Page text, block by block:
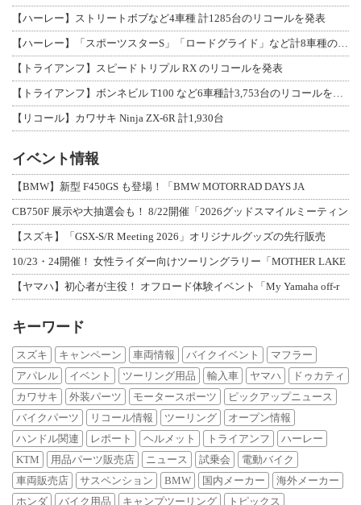
【ハーレー】ストリートボブなど4車種 計1285台のリコールを発表
【ハーレー】「スポーツスターS」「ロードグライド」など計8車種のリコールを発表
【トライアンフ】スピードトリプル RX のリコールを発表
【トライアンフ】ボンネビル T100 など6車種計3,753台のリコールを発表
【リコール】カワサキ Ninja ZX-6R 計1,930台
イベント情報
【BMW】新型 F450GS も登場！「BMW MOTORRAD DAYS JA
CB750F 展示や大抽選会も！ 8/22開催「2026グッドスマイルミーティン
【スズキ】「GSX-S/R Meeting 2026」オリジナルグッズの先行販売
10/23・24開催！ 女性ライダー向けツーリングラリー「MOTHER LAKE
【ヤマハ】初心者が主役！ オフロード体験イベント「My Yamaha off-r
キーワード
スズキ キャンペーン 車両情報 バイクイベント
マフラー
アパレル
イベント ツーリング用品 輸入車 ヤマハ
ドゥカティ
カワサキ
外装パーツ モータースポーツ
ピックアップニュース
バイクパーツ
リコール情報 ツーリング
オープン情報
ハンドル関連
レポート ヘルメット トライアンフ
ハーレー
KTM
用品パーツ販売店 ニュース 試乗会
電動バイク
車両販売店
サスペンション BMW 国内メーカー
海外メーカー
ホンダ
バイク用品 キャンプツーリング トピックス